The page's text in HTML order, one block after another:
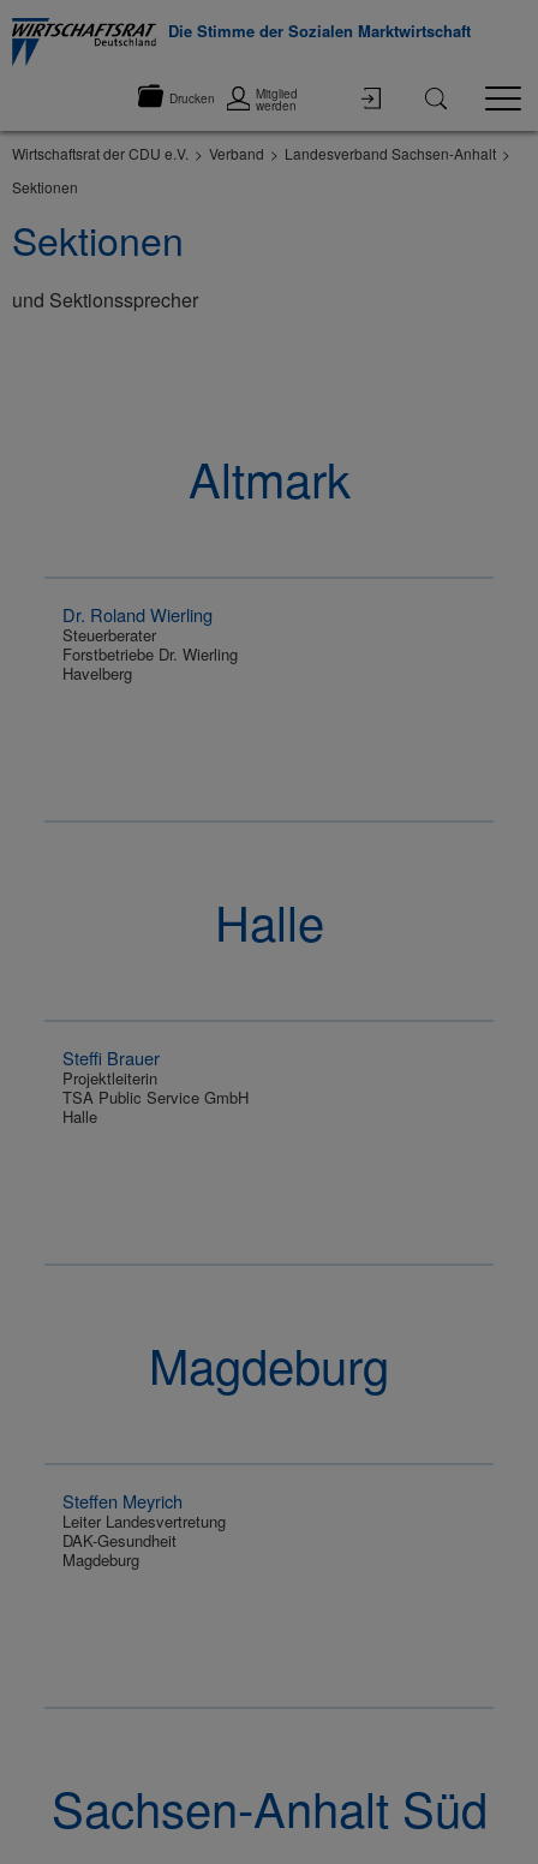
Die Stimme der Sozialen Marktwirtschaft
Drucken Mitglied
werden
Wirtschaftsrat der CDU e.V. Verband
Landesverband Sachsen-Anhalt
Sektionen
Sektionen
und Sektionssprecher
Altmark
Dr. Roland Wierling
Steuerberater
Forstbetriebe Dr. Wierling
Havelberg
Halle
Steffi Brauer
Projektleiterin
TSA Public Service GmbH
Halle
Magdeburg
Steffen Meyrich
Leiter Landesvertretung
DAK-Gesundheit
Magdeburg
Sachsen-Anhalt Süd